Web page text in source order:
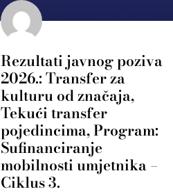
Rezultati javnog poziva
2026.: Transfer za
kulturu od značaja,
Tekući transfer
pojedincima, Program:
Sufinanciranje
mobilnosti umjetnika –
Ciklus 3.